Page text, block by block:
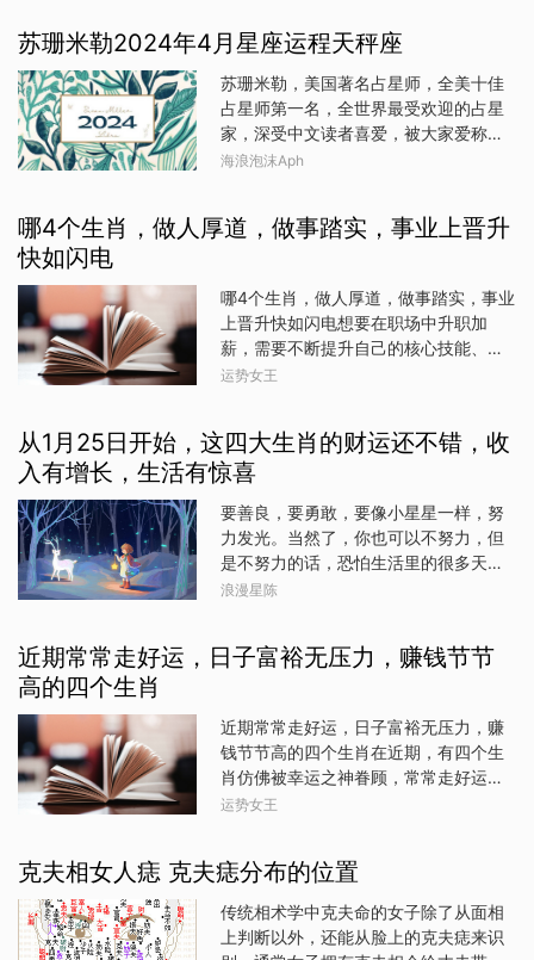
好休息一下，或者找某人沟通交流来疗
愈放松下自己。或许，你当前
清楚，说完前提，这一篇我们要说的是
会，或者能不能正常地与一个你认为比
你弱的人正常相处？反过来讲，你又愿
不愿意与一个比你强的人在一起相处？
或者说，你对强的定义是不是有与世俗
我们就要好好的聊一聊火象星座了，火
象星座在强弱定义上有着极其特殊的代
象星座的力量源泉是自信，个顶个的自
信，你要不信就看一看你身
充满了希望。看工作室里小伙伴们聊
天，很多时候也是充满了谐趣。他们讨
论起天秤座，说很多人认为天秤是颜
控，小辰急忙跳出来为天秤座声明：虽
然天秤的确是颜控，但又不止于颜控。
因为第一眼的印象决定了他们会不会喜
秤则会更注重双方的精神契合度了。所
是美如画中仙的大美女，只要在往后的
相处中，被天秤发现了所不能忍受的三
观不合，他们便会迅速对这段感情下
头。而且，天秤在两人相处的过程中，
你一定要真实且有所擅长，不论是才华
或是单纯的风趣都可以，只要把最轻松
苏珊米勒2024年4月星座运程天秤座
苏珊米勒，美国著名占星师，全美十佳
占星师第一名，全世界最受欢迎的占星
家，深受中文读者喜爱，被大家爱称为
“三妈”。运势风格为事件指导。转载请注
中提及日期的前后几天内均可参考 】苏
或你参与的另一种有承诺的合作关系方
面似乎有令人兴奋的事情即将发生。你
的配偶或稳定的对象似乎即将经历一段
非凡的成长期，事业蒸蒸日上，很快就
伴侣是狮子座、处女座、金牛座或双子
座，上述的好消息还要加倍。）如果你
与任何人都没有感情纠葛，那就可能会
重点指向你将要进行的商业合作很可能
会有极好的结果。作为天秤，你在合作
关系中的表现很出色。事实上，你是最
理想的合作伙伴——你善于倾听，乐于
体思路。你会教其他星座如何与搭档 "共
海浪泡沫Aph
哪4个生肖，做人厚道，做事踏实，事业上晋升
快如闪电
哪4个生肖，做人厚道，做事踏实，事业
上晋升快如闪电想要在职场中升职加
薪，需要不断提升自己的核心技能、积
极主动、沟通能力、团队合作能力、学
解公司的晋升机制和加薪标准，以便更
好地规划自己的职业发展，今天说到的
人，他们厚道踏实，几乎没啥弱点。生
肖牛属牛的人通常非常勤奋和踏实，他
们做事有条不紊，一步一个脚印。他们
不会轻易放弃或妥协，而是坚持不懈地
度让他们在事业上获得更多的机会和晋
升，他们的后劲强大，今年也会有不一
信和勇敢，他们敢于冒险和尝试新的挑
战。他们也能够很好地领导团队和带领
他人，因为他们的决策果断和明确。这
种能力和魄力让他们在事业上快速晋升
跟风或过于冒险而导致不必要的损失。
运势女王
从1月25日开始，这四大生肖的财运还不错，收
入有增长，生活有惊喜
要善良，要勇敢，要像小星星一样，努
力发光。当然了，你也可以不努力，但
是不努力的话，恐怕生活里的很多天秤
都不会倾向你，人生也将过得没啥意义
错，收入有增长，生活有惊喜了。生肖
向前进，虽然途中依有风雨，但是你们
却不会因此而停止赚钱的脚步。生肖马
属马的朋友从1月25日开始，财运还不
错，不管是正财还是偏财，都会给让你
生活里大富大贵有可能，不错啊。生肖
猴属猴的朋友从1月25日开始，财运还不
错，你们在未来的很多日子里收入会增
长，很多之前的投资到时候会有回报，
浪漫星陈
近期常常走好运，日子富裕无压力，赚钱节节
高的四个生肖
近期常常走好运，日子富裕无压力，赚
钱节节高的四个生肖在近期，有四个生
肖仿佛被幸运之神眷顾，常常走好运，
日子过得富裕且无压力，赚钱更是节节
鼠近期运势极佳，赚钱能力显著增强。
根据生肖运势分析，属鼠人聪明伶俐，
机智过人，善于捕捉商机。在近期，他
们凭借敏锐的洞察力和独到的眼光，在
运势女王
克夫相女人痣 克夫痣分布的位置
传统相术学中克夫命的女子除了从面相
上判断以外，还能从脸上的克夫痣来识